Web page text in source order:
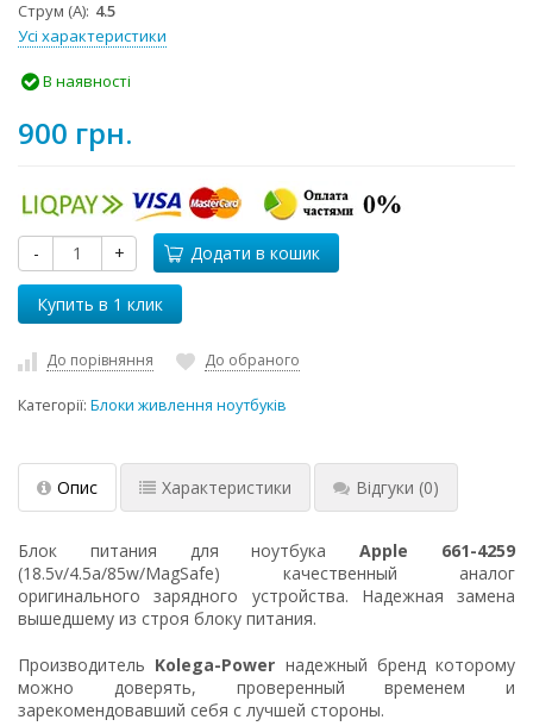
Струм (А) 4.5
Усі характеристики
В наявності
900 грн.
- + Додати в кошик
До порівняння До обраного
Категорії: Блоки живлення ноутбуків
Опис Характеристики Відгуки (0)
Блок питания для ноутбукаApple 661-4259
(18.5v/4.5a/85w/MagSafe) качественный аналог
оригинального зарядного устройства. Надежная замена
вышедшему из строя блоку питания.
Производитель Kolega-Power надежный бренд которому
можно доверять, проверенный временем и
зарекомендовавший себя с лучшей стороны.